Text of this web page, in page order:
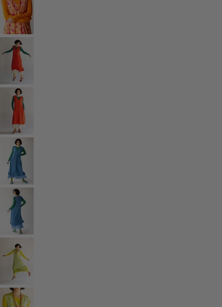
Gardiner
Kuddar & kuddfodral
Mattor
Frotté
Böcker
Tidigare favoriter
Rum
Badrum
Vardagsrum
Kök & matplats
Shoppa stilen
Klassisk och allmoge inredning